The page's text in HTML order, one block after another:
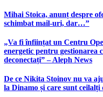
Mihai Stoica, anunț despre
schimbat mail-uri, dar…”
„Va fi înființat un Centru
energetic pentru gestionarea
deconectați” – Aleph News
De ce Nikita Stoinov nu va
la Dinamo și care sunt